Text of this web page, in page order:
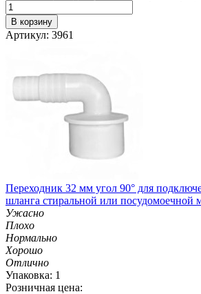
В корзину
Артикул: 3961
Переходник 32 мм угол 90° для
шланга стиральной или
Ужасно
Плохо
Нормально
Хорошо
Отлично
Упаковка: 1
Розничная цена: